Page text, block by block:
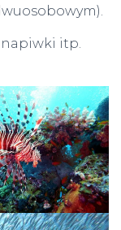
itp.